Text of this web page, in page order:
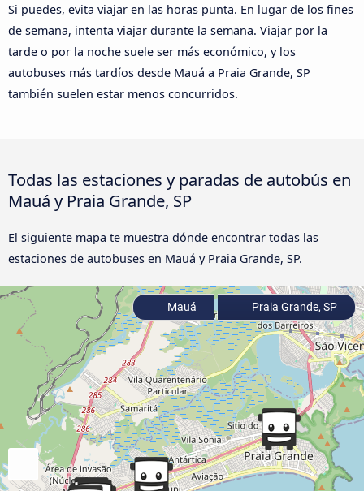
Si puedes, evita viajar en las horas punta. En lugar de los fines
de semana, intenta viajar durante la semana. Viajar por la
tarde o por la noche suele ser más económico, y los
autobuses más tardíos desde Mauá a Praia Grande, SP
también suelen estar menos concurridos.
Todas las estaciones y paradas de autobús en
Mauá y Praia Grande, SP
El siguiente mapa te muestra dónde encontrar todas las
estaciones de autobuses en Mauá y Praia Grande, SP.
Mauá Praia Grande, SP